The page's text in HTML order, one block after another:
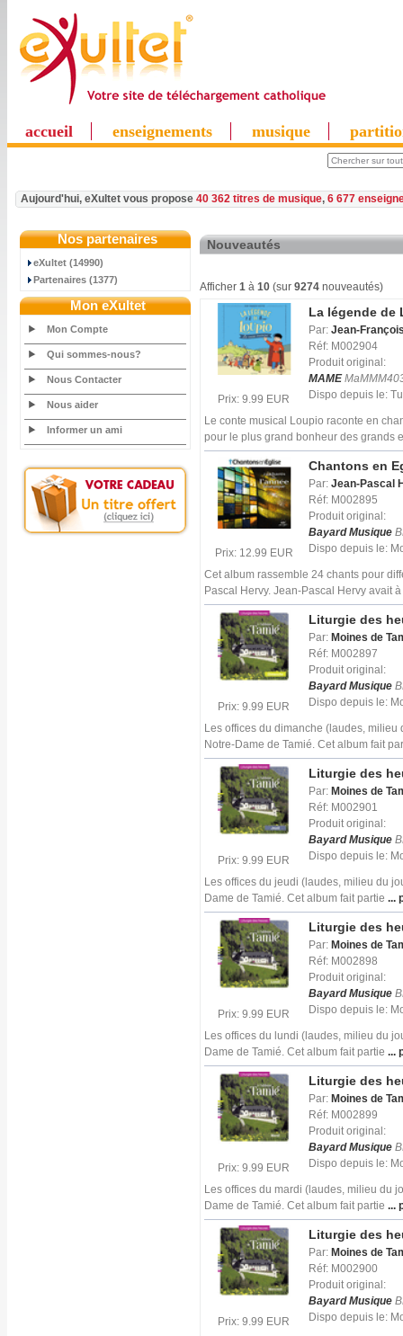
accueil enseignements musique
Aujourd'hui, eXultet vous propose 40 362 titres de musique, 6 677
Nos partenaires
eXultet (14990)
Partenaires (1377)
Mon eXultet
Mon Compte
Qui sommes-nous?
Nous Contacter
Nous aider
Informer un ami
Nouveautés
Afficher 1 à 10 (sur 9274 nouveautés)
Prix: 9.99 EUR
La légende de
Par: Jean-
Réf: M002904
Produit original:
MAME
Dispo depuis le:
Le conte musical Loupio raconte en
pour le plus grand bonheur des grands
Prix: 12.99 EUR
Chantons en
Par: Jean-Pascal
Réf: M002895
Produit original:
Bayard Musique
Dispo depuis le:
Cet album rassemble 24 chants pour
Pascal Hervy. Jean-Pascal Hervy avait à
Prix: 9.99 EUR
Liturgie des
Par: Moines de
Réf: M002897
Produit original:
Bayard Musique
Dispo depuis le:
Les offices du dimanche (laudes,
Notre-Dame de Tamié. Cet album fait
Prix: 9.99 EUR
Liturgie des
Par: Moines de
Réf: M002901
Produit original:
Bayard Musique
Dispo depuis le:
Les offices du jeudi (laudes, milieu du
Dame de Tamié. Cet album fait partie ...
Prix: 9.99 EUR
Liturgie des
Par: Moines de
Réf: M002898
Produit original:
Bayard Musique
Dispo depuis le:
Les offices du lundi (laudes, milieu du
Dame de Tamié. Cet album fait partie ...
Prix: 9.99 EUR
Liturgie des
Par: Moines de
Réf: M002899
Produit original:
Bayard Musique
Dispo depuis le:
Les offices du mardi (laudes, milieu du
Dame de Tamié. Cet album fait partie ...
Prix: 9.99 EUR
Liturgie des
Par: Moines de
Réf: M002900
Produit original:
Bayard Musique
Dispo depuis le: